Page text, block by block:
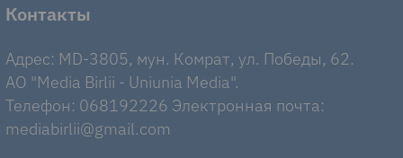
Контакты
Адрес: MD-3805, мун. Комрат, ул. Победы, 62.
AO "Media Birlii - Uniunia Media".
Телефон: 068192226 Электронная почта:
mediabirlii@gmail.com